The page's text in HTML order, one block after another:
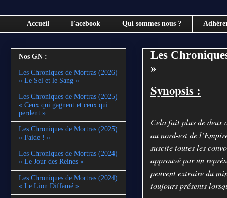
Accueil Facebook Qui sommes nous ?
Les
»
Synopsis :
Cela fait plus de deux
au nord-est de
suscite toutes les
approuvé par un
peuvent extraire du
toujours présents
Nos GN :
Les Chroniques de Mortras (2026)
« Le Sel et le Sang »
Les Chroniques de Mortras (2025)
« Ceux qui gagnent et ceux qui
perdent »
Les Chroniques de Mortras (2025)
« Faide ! »
Les Chroniques de Mortras (2024)
« Le Jour des Reines »
Les Chroniques de Mortras (2024)
« Le Lion Diffamé »